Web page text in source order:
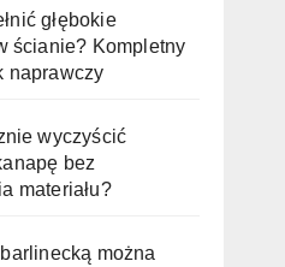
głębokie
ścianie? Kompletny
naprawczy
wyczyścić
bez
materiału?
można